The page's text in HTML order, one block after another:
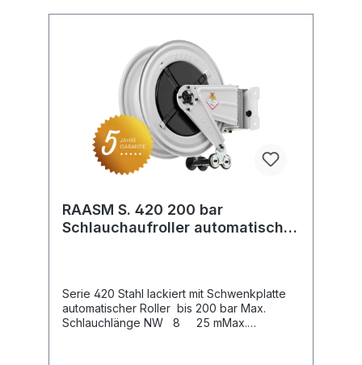
RAASM S. 420 200 bar
Schlauchaufroller automatisch
Serie 420 Stahl lackiert mit Schwenkplatte
automatischer Roller bis 200 bar Max.
Schlauchlänge NW 8 25 mMax.